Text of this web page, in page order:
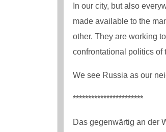
In our city, but also
made available to the
other. They are working
confrontational politics of
We see Russia as our
***********************
Das gegenwärtig an der